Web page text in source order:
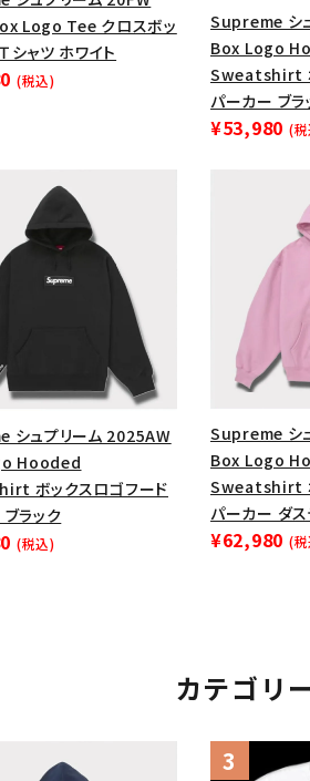
カテゴリーから探す
価格から探す
在庫のな
絞
Logo Tee クロスボッ
シャツ ホワイト
(税込)
Supreme シ
Box Logo
Sweatshirt
パーカー ブラ
¥53,980 (
シュプリーム 2025AW
Hooded
ボックスロゴフード
ラック
(税込)
Supreme シ
Box Logo
Sweatshirt
パーカー ダス
¥62,980 (
カテゴリ